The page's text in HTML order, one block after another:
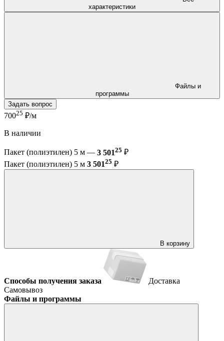
характеристики
программы
Задать вопрос
70025 ₽/м
В наличии
Пакет (полиэтилен) 5 м — 3 50125 ₽
Пакет (полиэтилен) 5 м 3 50125 ₽
В корзину
Способы получения заказа
Доставка
Самовывоз
Файлы и программы